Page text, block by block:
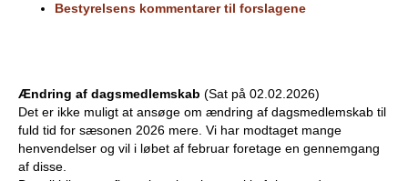
Bestyrelsens kommentarer til forslagene
Ændring af dagsmedlemskab (Sat på 02.02.2026)
Det er ikke muligt at ansøge om ændring af dagsmedlemskab til
fuld tid for sæsonen 2026 mere. Vi har modtaget mange
henvendelser og vil i løbet af februar foretage en gennemgang
af disse.